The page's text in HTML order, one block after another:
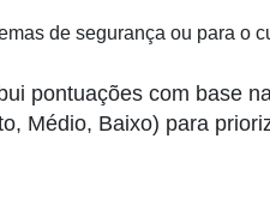
de segurança ou para o
pontuações com base
Médio, Baixo) para